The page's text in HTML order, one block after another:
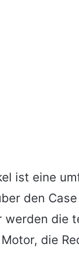
ist eine
den Case
werden die
die